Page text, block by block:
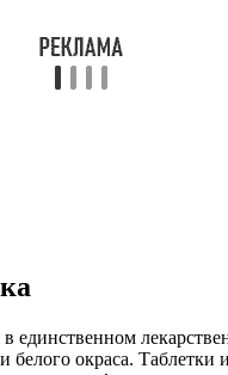
единственном
белого окраса. Таблетки